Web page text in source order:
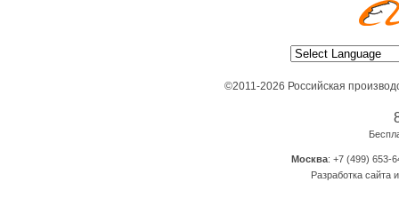
©2011-2026 Российская
Москва: +7 (499) 653-
Разработка сайта